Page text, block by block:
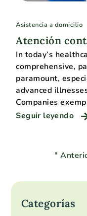
Asistencia a domicilio
Atención
In today’s
comprehensive,
paramount,
advanced
Companies
Seguir leyendo
"
Categorías